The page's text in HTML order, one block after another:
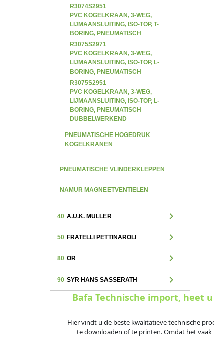
ENKELWERKEND
R3074S2951
PVC KOGELKRAAN, 3-WEG,
LIJMAANSLUITING, ISO-TOP, T-
BORING, PNEUMATISCH
DUBBELWERKEND
R3075S2971
PVC KOGELKRAAN, 3-WEG,
LIJMAANSLUITING, ISO-TOP, L-
BORING, PNEUMATISCH
ENKELWERKEND
R3075S2951
PVC KOGELKRAAN, 3-WEG,
LIJMAANSLUITING, ISO-TOP, L-
BORING, PNEUMATISCH
DUBBELWERKEND
PNEUMATISCHE HOGEDRUK
KOGELKRANEN
PNEUMATISCHE VLINDERKLEPPEN
NAMUR MAGNEETVENTIELEN
40 A.U.K. MÜLLER chevron_right
50 FRATELLI PETTINAROLI chevron_right
80 OR chevron_right
90 SYR HANS SASSERATH chevron_right
Bafa Technische import, heet
Hier vindt u de beste kwalitatieve technische
te downloaden of te printen. Omdat het vaak